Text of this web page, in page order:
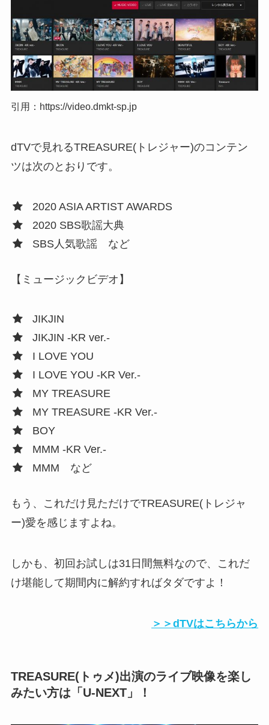
引用：https://video.dmkt-sp.jp
dTVで見れるTREASURE(トレジャー)のコンテン
ツは次のとおりです。
2020 ASIA ARTIST AWARDS
2020 SBS歌謡大典
SBS人気歌謡 など
【ミュージックビデオ】
JIKJIN
JIKJIN -KR ver.-
I LOVE YOU
I LOVE YOU -KR Ver.-
MY TREASURE
MY TREASURE -KR Ver.-
BOY
MMM -KR Ver.-
MMM など
もう、これだけ見ただけでTREASURE(トレジャ
ー)愛を感じますよね。
しかも、初回お試しは31日間無料なので、これだ
け堪能して期間内に解約すればタダですよ！
＞＞dTVはこちらから
TREASURE(トゥメ)出演のライブ映像を楽し
みたい方は「U-NEXT」！